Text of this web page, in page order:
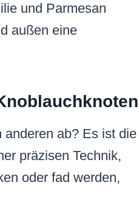
und Parmesan
außen eine
ab? Es ist die
präzisen Technik,
oder fad werden,